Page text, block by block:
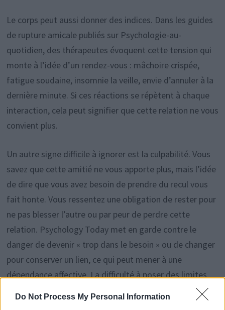
Do Not Process My Personal Information
Le corps peut aussi donner des indices. Dans les guides
de rupture amicale publiés sur Psychologie-au-
quotidien, des thérapeutes évoquent cette tension qui
monte à l’idée d’un rendez-vous : mâchoire crispée,
fatigue soudaine, insomnie la veille, envie d’annuler à la
dernière minute. Si ces réactions se répètent à chaque
interaction, cela peut signifier que cette relation ne vous
convient plus.
Un autre signe difficile à ignorer est la culpabilité. Vous
savez que cette amitié ne vous apporte plus, mais l’idée
de dire que vous avez besoin de prendre du recul vous
fait honte. Vous ressentez une obligation de rester pour
ne pas blesser l’autre ou par peur de perdre cette
relation. Psychology Today met en garde contre le
danger de devenir « trop dans le besoin » ou de changer
pour conserver un lien, ce qui peut mener à une
dépendance affective. La difficulté à poser des limites